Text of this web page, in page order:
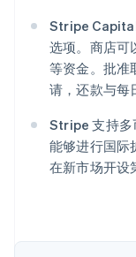
Stripe
选项。商店可
等资金。批准
请，还款与每
Stripe 支持多
能够进行国际
在新市场开设
爱尔兰
English
爱沙尼亚
English
奥地利
澳大利亚
English
巴西
比利时